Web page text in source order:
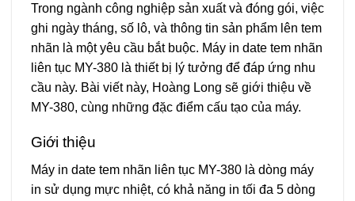
Trong ngành công nghiệp sản xuất và đóng gói, việc
ghi ngày tháng, số lô, và thông tin sản phẩm lên tem
nhãn là một yêu cầu bắt buộc. Máy in date tem nhãn
liên tục MY-380 là thiết bị lý tưởng để đáp ứng nhu
cầu này. Bài viết này, Hoàng Long sẽ giới thiệu về
MY-380, cùng những đặc điểm cấu tạo của máy.
Giới thiệu
Máy in date tem nhãn liên tục MY-380 là dòng máy
in sử dụng mực nhiệt, có khả năng in tối đa 5 dòng